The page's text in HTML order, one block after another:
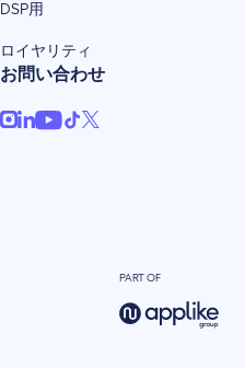
DSP用
ロイヤリティ
お問い合わせ
PART OF